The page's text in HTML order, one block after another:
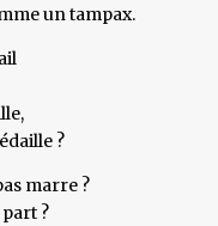
un tampax.
?
marre ?
?